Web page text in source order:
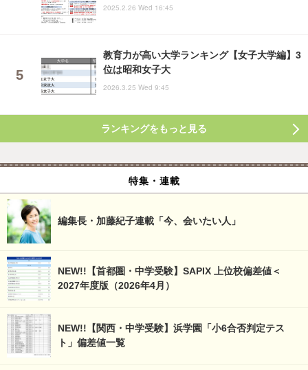
2025.2.26 Wed 16:45
教育力が高い大学ランキング【女子大学編】3
位は昭和女子大
2026.3.25 Wed 9:45
ランキングをもっと見る
特集・連載
編集長・加藤紀子連載「今、会いたい人」
NEW!!【首都圏・中学受験】SAPIX 上位校偏差値＜
2027年度版（2026年4月）
NEW!!【関西・中学受験】浜学園「小6合否判定テス
ト」偏差値一覧